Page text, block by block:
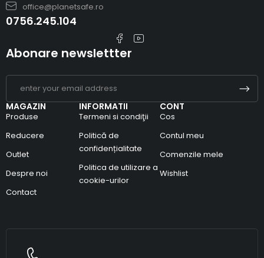
office@planetsafe.ro
0756.245.104
MAGAZIN
Produse
Reducere
Outlet
Despre noi
Contact
INFORMATII
Termeni si condiţii
Politică de
confidențialitate
Politica de utilizare a
cookie-urilor
CONT
Cos
Contul meu
Comenzile mele
Wishlist
Abonare newslettter